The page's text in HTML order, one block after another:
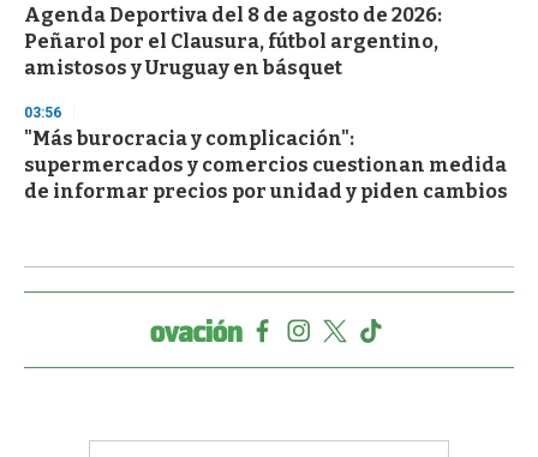
Agenda Deportiva del 8 de agosto de 2026:
Peñarol por el Clausura, fútbol argentino,
amistosos y Uruguay en básquet
03:56
"Más burocracia y complicación":
supermercados y comercios cuestionan medida
de informar precios por unidad y piden cambios